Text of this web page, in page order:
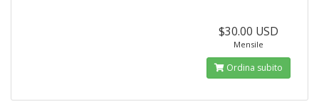
$30.00 USD
Mensile
Ordina subito